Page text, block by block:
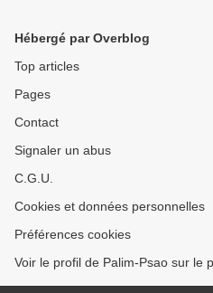
Hébergé par Overblog
Top articles
Pages
Contact
Signaler un abus
C.G.U.
Cookies et données personnelles
Préférences cookies
Voir le profil de Palim-Psao sur le